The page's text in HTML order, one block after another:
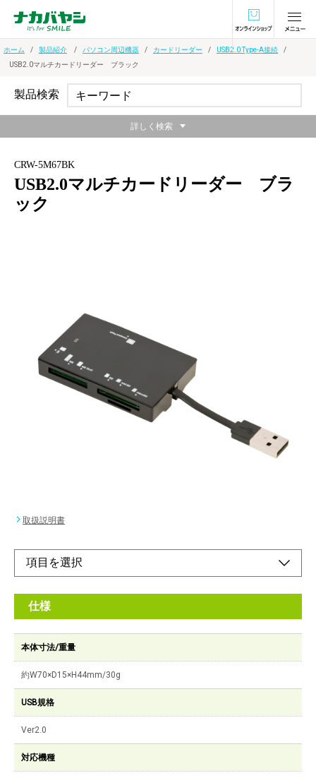
オンラインショ
ホーム 製品紹介 パソコン周辺機器 カードリーダー
USB2.0 Type-A接続
USB2.0マルチカードリーダー ブラック
CRW-5M67BK
USB2.0マルチカードリーダー ブラ
ック
主要メモリーカードにまとめて対応!!
ケーブル裏面収納で便利。
メーカー希望小売価格：
+ 税
●ケーブルが背面収納できるので持ち運びや使用しない時に便
取扱説明書
仕様
本体寸法/重量
約W70×D15×H44mm/30g
USB規格
Ver2.0
対応機種
製品検索
詳しく検索